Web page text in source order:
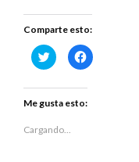
Comparte esto:
Haz
clic
en
Twitter
(Se
en
Haz
clic
Me gusta esto:
Cargando...